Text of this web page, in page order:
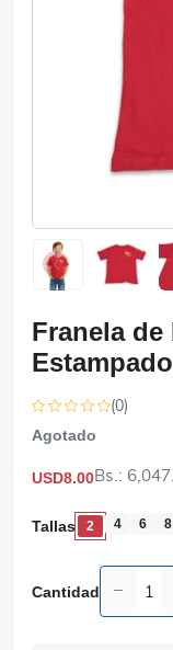
Franela
(0)
Agotado
USD8.00Bs.:
Tallas 2 4 6 8
Cantidad